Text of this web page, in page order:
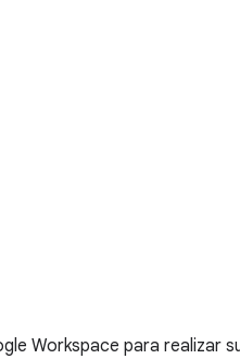
Workspace para realizar